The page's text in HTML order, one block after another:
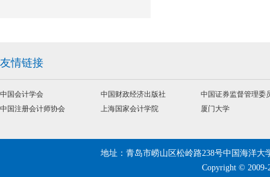
友情链接
中国会计学会 中国财政经济出版社
中国证券监督管理委
中国注册会计师协会
上海国家会计学院 厦门大学
地址：青岛市崂山区松岭路238号中国海洋大
Copyright © 2009-